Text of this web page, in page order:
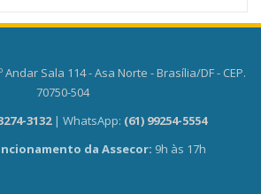
Andar Sala 114 - Asa Norte - Brasília/DF - CEP.
70750-504
3132 | WhatsApp: (61) 99254-5554
da Assecor: 9h às 17h